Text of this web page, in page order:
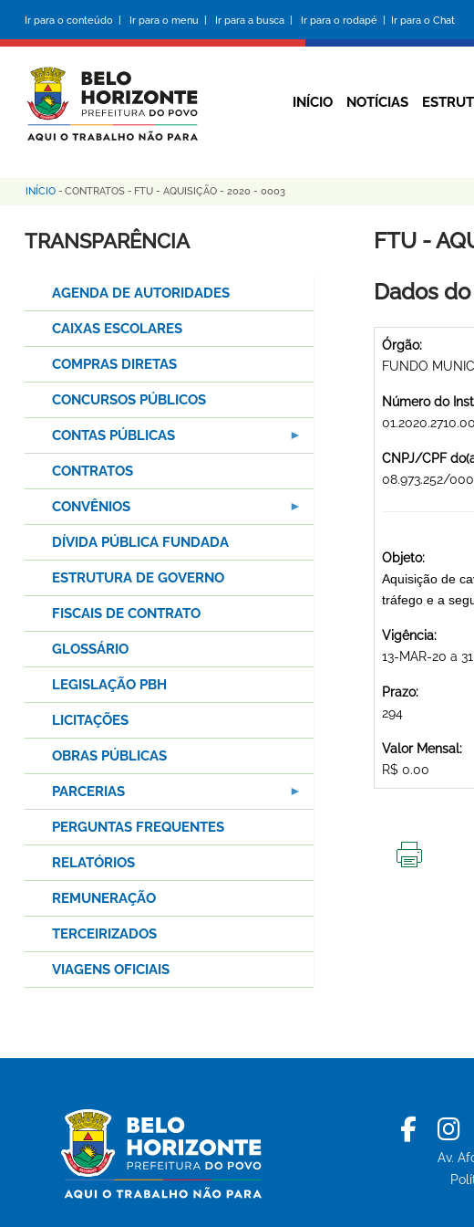
conteúdo
principal
Ir para o conteúdo | Ir para o menu | Ir para a busca | Ir para o rodapé | Ir para o Chat
INÍCIO NOTÍCIAS
Trilha
de
INÍCIO - CONTRATOS - FTU - AQUISIÇÃO - 2020 - 0003
FTU -
Dados
Órgão:
FUNDO
Número do
CNPJ/CPF
08.973.252/
Objeto:
Aquisição de
tráfego e a
Vigência:
13-MAR-20 a
Prazo:
294
Valor Mensal:
R$ 0.00
TRANSPARÊNCIA
AGENDA DE AUTORIDADES
CAIXAS ESCOLARES
COMPRAS DIRETAS
CONCURSOS PÚBLICOS
CONTAS PÚBLICAS
CONTRATOS
CONVÊNIOS
DÍVIDA PÚBLICA FUNDADA
ESTRUTURA DE GOVERNO
FISCAIS DE CONTRATO
GLOSSÁRIO
LEGISLAÇÃO PBH
LICITAÇÕES
OBRAS PÚBLICAS
PARCERIAS
PERGUNTAS FREQUENTES
RELATÓRIOS
REMUNERAÇÃO
TERCEIRIZADOS
VIAGENS OFICIAIS
Av.